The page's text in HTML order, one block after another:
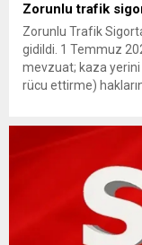
Zorunlu trafik
Zorunlu Trafik
gidildi. 1 Temmuz
mevzuat; kaza
rücu ettirme)
getiriyor. Hazine